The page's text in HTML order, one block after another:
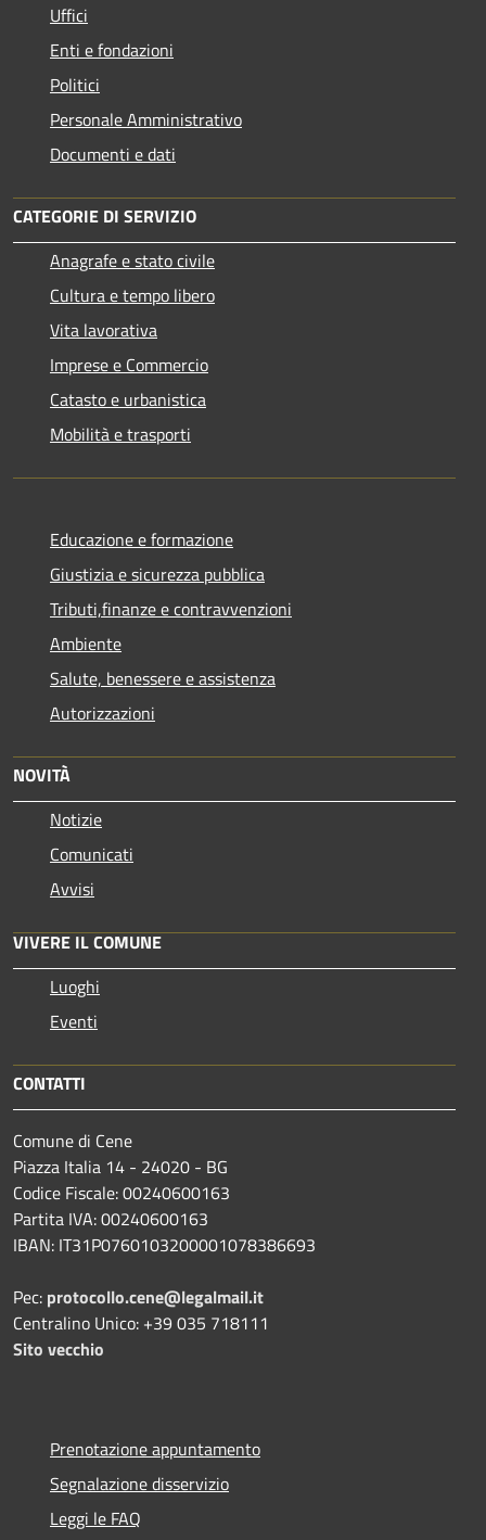
Uffici
Enti e fondazioni
Politici
Personale Amministrativo
Documenti e dati
CATEGORIE DI SERVIZIO
Anagrafe e stato civile
Cultura e tempo libero
Vita lavorativa
Imprese e Commercio
Catasto e urbanistica
Mobilità e trasporti
Educazione e formazione
Giustizia e sicurezza pubblica
Tributi,finanze e contravvenzioni
Ambiente
Salute, benessere e assistenza
Autorizzazioni
NOVITÀ
Notizie
Comunicati
Avvisi
VIVERE IL COMUNE
Luoghi
Eventi
CONTATTI
Comune di Cene
Piazza Italia 14 - 24020 - BG
Codice Fiscale: 00240600163
Partita IVA: 00240600163
IBAN: IT31P0760103200001078386693
Pec: protocollo.cene@legalmail.it
Centralino Unico: +39 035 718111
Sito vecchio
Prenotazione appuntamento
Segnalazione disservizio
Leggi le FAQ